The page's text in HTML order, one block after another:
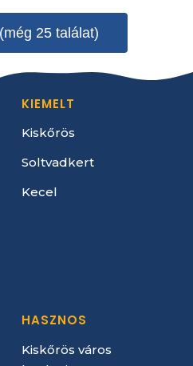
25 találat)
KIEMELT
Kiskőrös
Soltvadkert
Kecel
HASZNOS
Kiskőrös város